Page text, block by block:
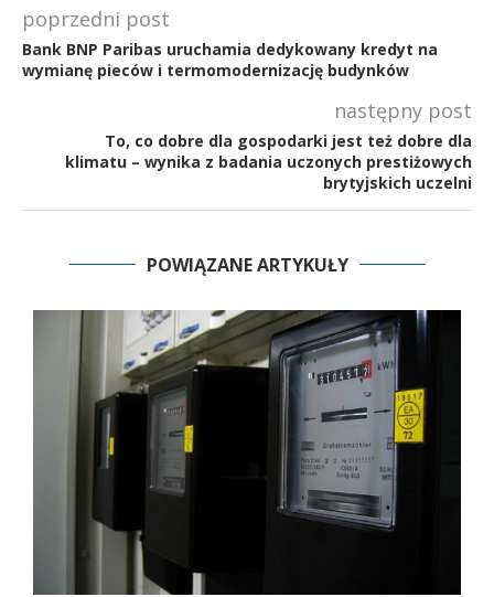
poprzedni post
Bank BNP Paribas uruchamia dedykowany kredyt na
wymianę pieców i termomodernizację budynków
następny post
To, co dobre dla gospodarki jest też dobre dla
klimatu – wynika z badania uczonych prestiżowych
brytyjskich uczelni
POWIĄZANE ARTYKUŁY